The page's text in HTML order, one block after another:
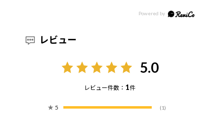
レビュー
5.0
レビュー件数： 1件
★ 5 (1)